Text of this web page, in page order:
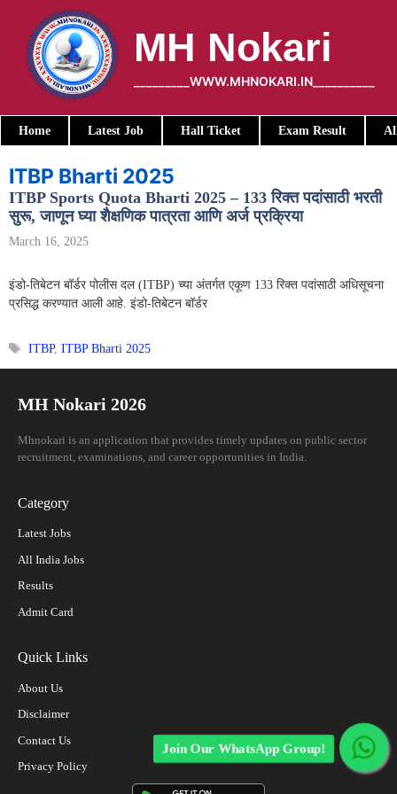
content
MH Nokari
_________WWW.MHNOKARI.IN__________
Home Latest Job Hall Ticket Exam Result
ITBP Bharti 2025
ITBP Sports Quota Bharti 2025 – 133 रिक्त पदांसाठी भरती
सुरू, जाणून घ्या शैक्षणिक पात्रता आणि अर्ज प्रक्रिया
March 16, 2025
इंडो-तिबेटन बॉर्डर पोलीस दल (ITBP) च्या अंतर्गत एकूण 133 रिक्त पदांसाठी अधिसूचना
प्रसिद्ध करण्यात आली आहे. इंडो-तिबेटन बॉर्डर
Tags
ITBP,ITBP Bharti 2025
MH Nokari 2026
Mhnokari is an application that provides timely updates on public sector
recruitment, examinations, and career opportunities in India.
Category
Latest Jobs
All India Jobs
Results
Admit Card
Quick Links
About Us
Disclaimer
Contact Us
Privacy Policy
Join Our WhatsApp Group!